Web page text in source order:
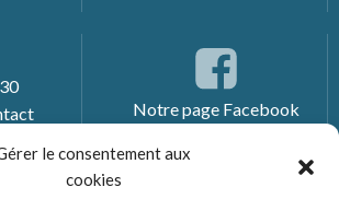
le consentement aux
cookies
Notre page Facebook